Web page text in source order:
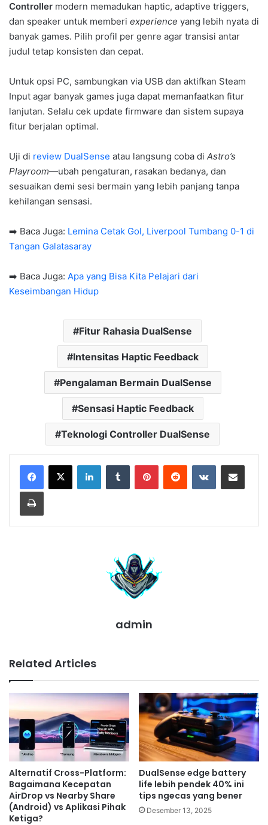
Controller modern memadukan haptic, adaptive triggers,
dan speaker untuk memberi experience yang lebih nyata di
banyak games. Pilih profil per genre agar transisi antar
judul tetap konsisten dan cepat.
Untuk opsi PC, sambungkan via USB dan aktifkan Steam
Input agar banyak games juga dapat memanfaatkan fitur
lanjutan. Selalu cek update firmware dan sistem supaya
fitur berjalan optimal.
Uji di review DualSense atau langsung coba di Astro’s
Playroom—ubah pengaturan, rasakan bedanya, dan
sesuaikan demi sesi bermain yang lebih panjang tanpa
kehilangan sensasi.
➡️ Baca Juga: Lemina Cetak Gol, Liverpool Tumbang 0-1 di
Tangan Galatasaray
➡️ Baca Juga: Apa yang Bisa Kita Pelajari dari
Keseimbangan Hidup
Fitur Rahasia DualSense
Intensitas Haptic Feedback
Pengalaman Bermain DualSense
Sensasi Haptic Feedback
Teknologi Controller DualSense
LinkedInTumblr PinterestReddit VKontakteShare via Email
Print
admin
Related Articles
Alternatif Cross-Platform:
Bagaimana Kecepatan
AirDrop vs Nearby Share
(Android) vs Aplikasi Pihak
Ketiga?
DualSense edge battery
life lebih pendek 40% ini
tips ngecas yang bener
Desember 13, 2025